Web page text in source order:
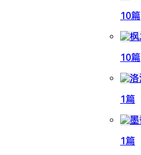
10篇
10篇
1篇
1篇